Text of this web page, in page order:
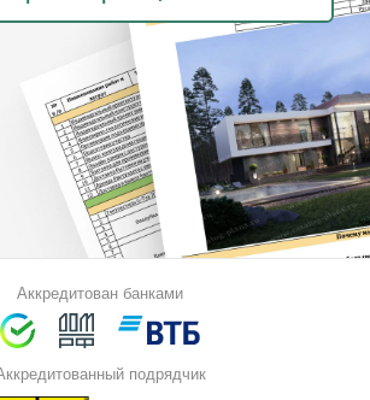
Аккредитован банками
подрядчик